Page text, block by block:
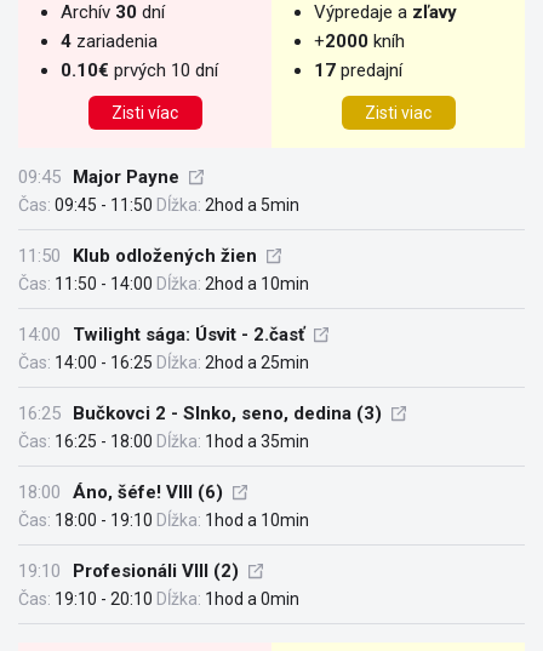
Archív 30 dní
4 zariadenia
0.10€ prvých 10 dní
Zisti víac
Výpredaje a zľavy
+2000 kníh
17 predajní
Zisti viac
09:45 Major Payne
Čas: 09:45 - 11:50 Dĺžka: 2hod a 5min
11:50 Klub odložených žien
Čas: 11:50 - 14:00 Dĺžka: 2hod a 10min
14:00 Twilight sága: Úsvit - 2.časť
Čas: 14:00 - 16:25 Dĺžka: 2hod a 25min
16:25 Bučkovci 2 - Slnko, seno, dedina (3)
Čas: 16:25 - 18:00 Dĺžka: 1hod a 35min
18:00 Áno, šéfe! VIII (6)
Čas: 18:00 - 19:10 Dĺžka: 1hod a 10min
19:10 Profesionáli VIII (2)
Čas: 19:10 - 20:10 Dĺžka: 1hod a 0min